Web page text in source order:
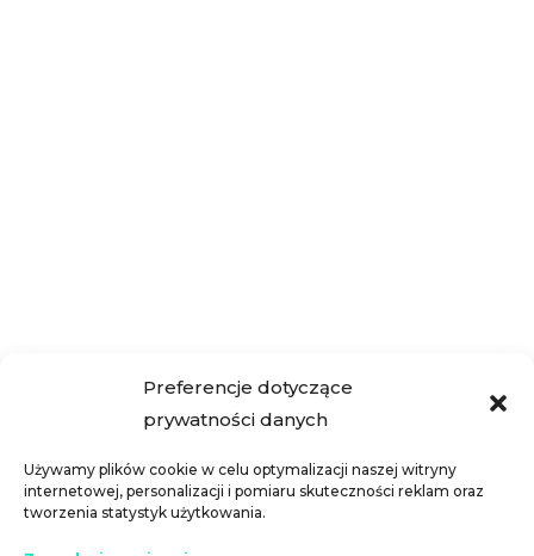
Preferencje dotyczące
prywatności danych
Używamy plików cookie w celu optymalizacji naszej witryny
internetowej, personalizacji i pomiaru skuteczności reklam oraz
tworzenia statystyk użytkowania.